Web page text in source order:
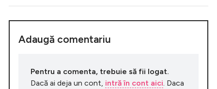
Adaugă comentariu
Pentru a comenta, trebuie să fii logat.
Dacă ai deja un cont, intră în cont aici . Daca